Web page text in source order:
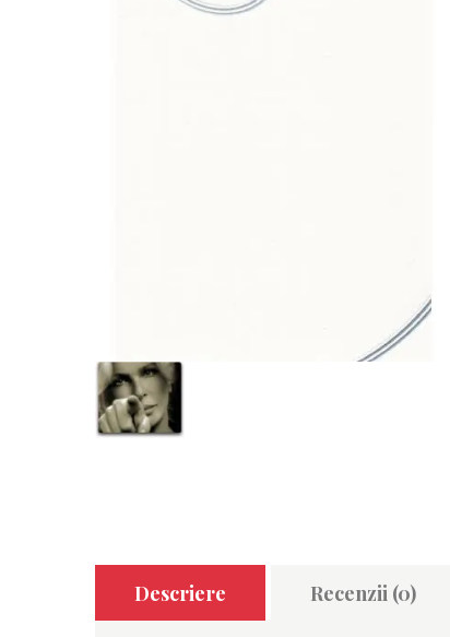
Descriere Recenzii (0)